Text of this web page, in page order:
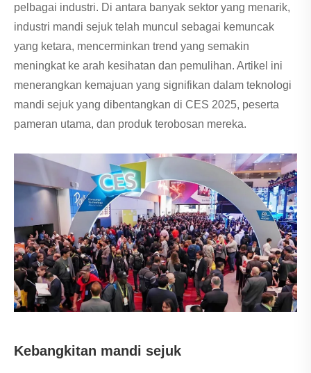
pelbagai industri. Di antara banyak sektor yang menarik,
industri mandi sejuk telah muncul sebagai kemuncak
yang ketara, mencerminkan trend yang semakin
meningkat ke arah kesihatan dan pemulihan. Artikel ini
menerangkan kemajuan yang signifikan dalam teknologi
mandi sejuk yang dibentangkan di CES 2025, peserta
pameran utama, dan produk terobosan mereka.
Kebangkitan mandi sejuk